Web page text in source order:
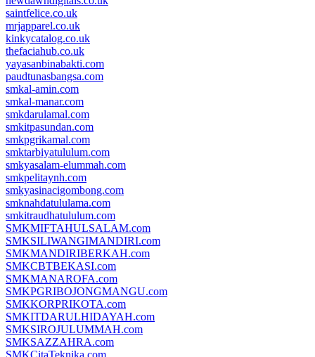
saintfelice.co.uk
mrjapparel.co.uk
kinkycatalog.co.uk
thefaciahub.co.uk
yayasanbinabakti.com
paudtunasbangsa.com
smkal-amin.com
smkal-manar.com
smkdarulamal.com
smkitpasundan.com
smkpgrikamal.com
smktarbiyatululum.com
smkyasalam-elummah.com
smkpelitaynh.com
smkyasinacigombong.com
smknahdatululama.com
smkitraudhatululum.com
SMKMIFTAHULSALAM.com
SMKSILIWANGIMANDIRI.com
SMKMANDIRIBERKAH.com
SMKCBTBEKASI.com
SMKMANAROFA.com
SMKPGRIBOJONGMANGU.com
SMKKORPRIKOTA.com
SMKITDARULHIDAYAH.com
SMKSIROJULUMMAH.com
SMKSAZZAHRA.com